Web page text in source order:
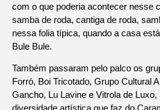
com o que poderia acontecer nesse
samba de roda, cantiga de roda,
nessa folia típica, quando a casa
Bule Bule.
Também passaram pelo palco os
Forró, Boi Tricotado, Grupo Cultural
Gancho, Lu Lavine e Vitrola de Luxo,
diversidade artística que faz do